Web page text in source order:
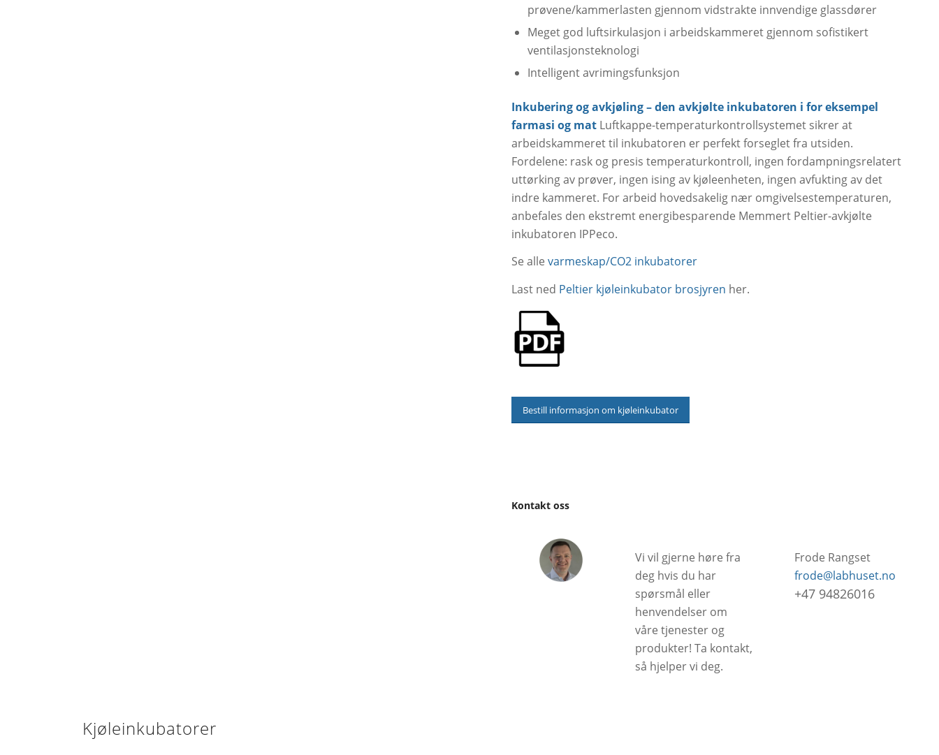
prøvene/kammerlasten gjennom vidstrakte innvendige glassdører
Meget god luftsirkulasjon i arbeidskammeret gjennom sofistikert
ventilasjonsteknologi
Intelligent avrimingsfunksjon
Inkubering og avkjøling – den avkjølte inkubatoren i for eksempel
farmasi og mat Luftkappe-temperaturkontrollsystemet sikrer at
arbeidskammeret til inkubatoren er perfekt forseglet fra utsiden.
Fordelene: rask og presis temperaturkontroll, ingen fordampningsrelatert
uttørking av prøver, ingen ising av kjøleenheten, ingen avfukting av det
indre kammeret. For arbeid hovedsakelig nær omgivelsestemperaturen,
anbefales den ekstremt energibesparende Memmert Peltier-avkjølte
inkubatoren IPPeco.
Se alle varmeskap/CO2 inkubatorer
Last ned Peltier kjøleinkubator brosjyren her.
Bestill informasjon om kjøleinkubator
Kontakt oss
Vi vil gjerne høre fra
deg hvis du har
spørsmål eller
henvendelser om
våre tjenester og
produkter! Ta kontakt,
så hjelper vi deg.
Frode Rangset
frode@labhuset.no
+47 94826016
Kjøleinkubatorer